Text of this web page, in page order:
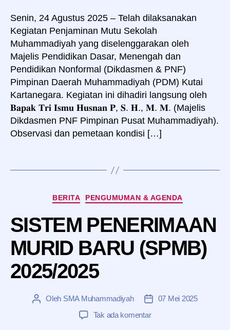
Senin, 24 Agustus 2025 – Telah dilaksanakan
Kegiatan Penjaminan Mutu Sekolah
Muhammadiyah yang diselenggarakan oleh
Majelis Pendidikan Dasar, Menengah dan
Pendidikan Nonformal (Dikdasmen & PNF)
Pimpinan Daerah Muhammadiyah (PDM) Kutai
Kartanegara. Kegiatan ini dihadiri langsung oleh
𝐁𝐚𝐩𝐚𝐤 𝐓𝐫𝐢 𝐈𝐬𝐦𝐮 𝐇𝐮𝐬𝐧𝐚𝐧 𝐏, 𝐒. 𝐇., 𝐌. 𝐌. (Majelis
Dikdasmen PNF Pimpinan Pusat Muhammadiyah).
Observasi dan pemetaan kondisi […]
Kategori
BERITA PENGUMUMAN & AGENDA
SISTEM PENERIMAAN
MURID BARU (SPMB)
2025/2025
Penulis
Oleh SMA Muhammadiyah
Tanggal
07 Mei 2025
Tak ada komentarpada